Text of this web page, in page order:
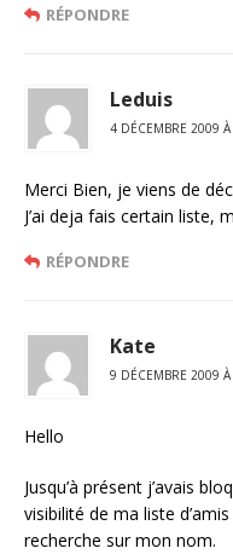
RÉPONDRE
Leduis
4 DÉCEMBRE 2009
Merci Bien, je viens de
J’ai deja fais certain liste,
RÉPONDRE
Kate
9 DÉCEMBRE 2009
Hello
Jusqu’à présent j’avais
visibilité de ma liste
recherche sur mon nom.